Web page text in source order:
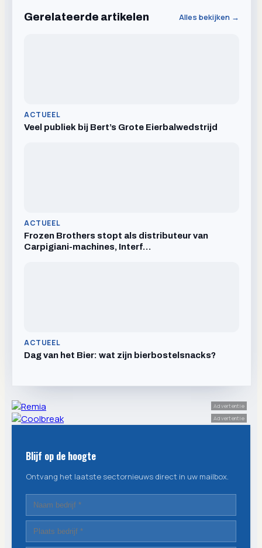
Gerelateerde artikelen Alles bekijken →
ACTUEEL
Veel publiek bij Bert’s Grote Eierbalwedstrijd
ACTUEEL
Frozen Brothers stopt als distributeur van
Carpigiani-machines, Interf…
ACTUEEL
Dag van het Bier: wat zijn bierbostelsnacks?
Advertentie
Advertentie
Blijf op de hoogte
Ontvang het laatste sectornieuws direct in uw mailbox.